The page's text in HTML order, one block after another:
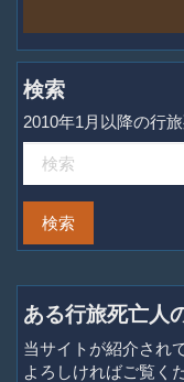
検索
2010年1月以降の行
ある行旅死亡人
当サイトが紹介され
よろしければご覧く